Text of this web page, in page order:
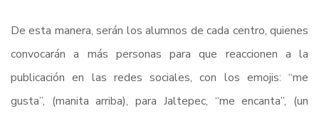
De esta manera, serán los alumnos de cada centro, quienes
convocarán a más personas para que reaccionen a la
publicación en las redes sociales, con los emojis: “me
gusta”, (manita arriba), para Jaltepec, “me encanta”, (un